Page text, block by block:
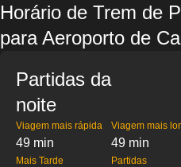
Horário de Trem de
para Aeroporto de
Partidas da
noite
Viagem mais rápida
49 min
Viagem mais
49 min
Mais Tarde Partidas